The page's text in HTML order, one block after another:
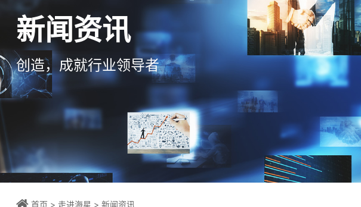
新闻资讯
创造，成就行业领导者
首页 > 走进海星 > 新闻资讯